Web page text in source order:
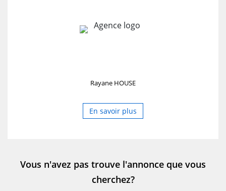
Rayane HOUSE
En savoir plus
Vous n'avez pas trouve l'annonce que vous
cherchez?